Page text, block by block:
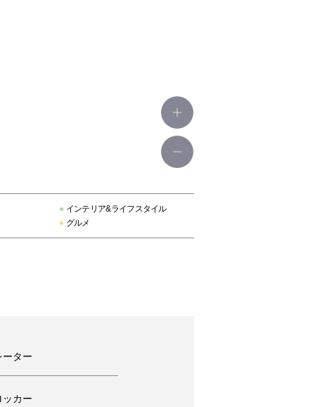
● インテリア&ライフスタイル
● グルメ
ーター
ッカー